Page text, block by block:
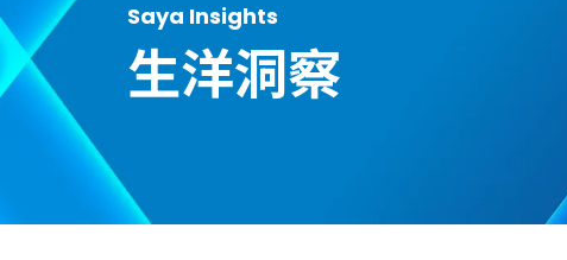
Saya Insights
生洋洞察